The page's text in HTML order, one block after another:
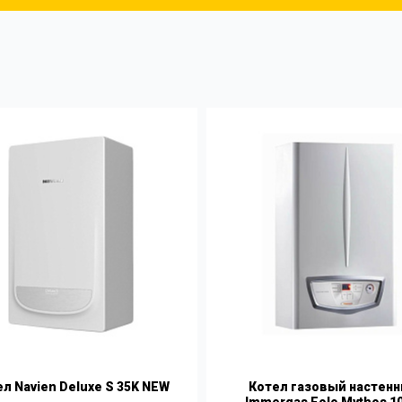
Navien Deluxe S 35K NEW
Котел газовый